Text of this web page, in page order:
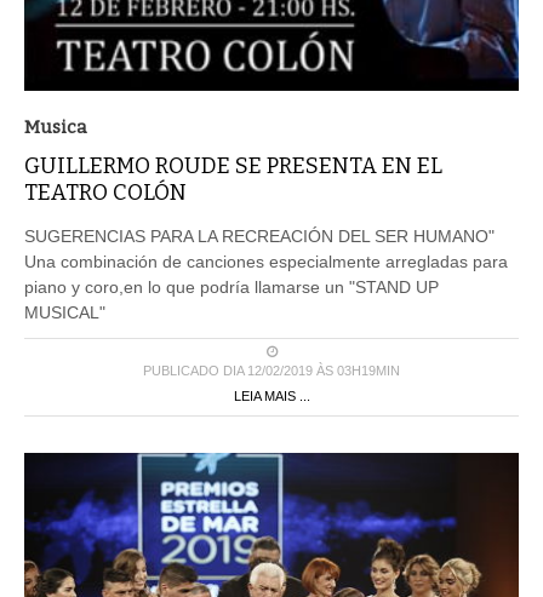
Musica
GUILLERMO ROUDE SE PRESENTA EN EL
TEATRO COLÓN
SUGERENCIAS PARA LA RECREACIÓN DEL SER HUMANO"
Una combinación de canciones especialmente arregladas para
piano y coro,en lo que podría llamarse un "STAND UP
MUSICAL"
PUBLICADO DIA 12/02/2019 ÀS 03H19MIN
LEIA MAIS ...